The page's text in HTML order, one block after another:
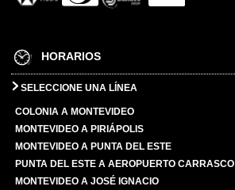
HORARIOS
SELECCIONE UNA LÍNEA
COLONIA A MONTEVIDEO
MONTEVIDEO A PIRIÁPOLIS
MONTEVIDEO A PUNTA DEL ESTE
PUNTA DEL ESTE A AEROPUERTO CARRASCO
MONTEVIDEO A JOSÉ IGNACIO